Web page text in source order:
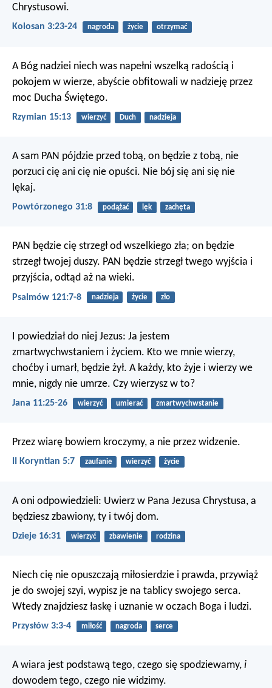
Chrystusowi.
Kolosan 3:23-24 nagroda życie otrzymać
A Bóg nadziei niech was napełni wszelką radością i
pokojem w wierze, abyście obfitowali w nadzieję przez
moc Ducha Świętego.
Rzymian 15:13 wierzyć Duch nadzieja
A sam PAN pójdzie przed tobą, on będzie z tobą, nie
porzuci cię ani cię nie opuści. Nie bój się ani się nie
lękaj.
Powtórzonego 31:8 podążać lęk zachęta
PAN będzie cię strzegł od wszelkiego zła; on będzie
strzegł twojej duszy. PAN będzie strzegł twego wyjścia i
przyjścia, odtąd aż na wieki.
Psalmów 121:7-8 nadzieja życie zło
I powiedział do niej Jezus: Ja jestem
zmartwychwstaniem i życiem. Kto we mnie wierzy,
choćby i umarł, będzie żył. A każdy, kto żyje i wierzy we
mnie, nigdy nie umrze. Czy wierzysz w to?
Jana 11:25-26 wierzyć umierać zmartwychwstanie
Przez wiarę bowiem kroczymy, a nie przez widzenie.
II Koryntian 5:7 zaufanie wierzyć życie
A oni odpowiedzieli: Uwierz w Pana Jezusa Chrystusa, a
będziesz zbawiony, ty i twój dom.
Dzieje 16:31 wierzyć zbawienie rodzina
Niech cię nie opuszczają miłosierdzie i prawda, przywiąż
je do swojej szyi, wypisz je na tablicy swojego serca.
Wtedy znajdziesz łaskę i uznanie w oczach Boga i ludzi.
Przysłów 3:3-4 miłość nagroda serce
A wiara jest podstawą tego, czego się spodziewamy, i
dowodem tego, czego nie widzimy.